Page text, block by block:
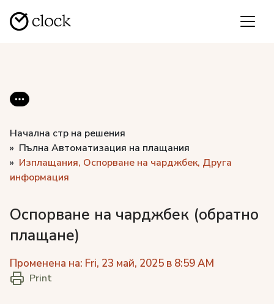
Начална стр на решения
Пълна Автоматизация на плащания
Изплащания, Оспорване на чарджбек, Друга
информация
Оспорване на чарджбек (обратно
плащане)
Променена на: Fri, 23 май, 2025 в 8:59 AM
Print